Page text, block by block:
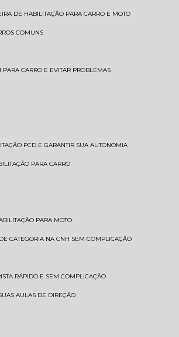
DE HABILITAÇÃO PARA CARRO E MOTO
COMUNS
PARA CARRO E EVITAR PROBLEMAS
PCD E GARANTIR SUA AUTONOMIA
PARA CARRO
PARA MOTO
CATEGORIA NA CNH SEM COMPLICAÇÃO
RÁPIDO E SEM COMPLICAÇÃO
AULAS DE DIREÇÃO